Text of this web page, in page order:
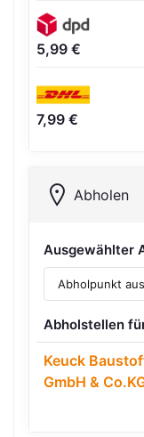
5,99 €
7,99 €
Abholen
Ausgewählter
Abholstellen
Keuck
GmbH &